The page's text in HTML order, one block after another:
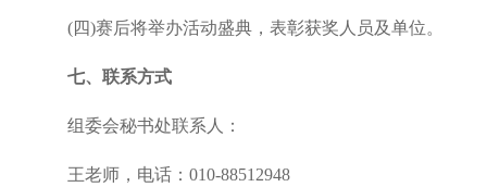
(四)赛后将举办活动盛典，表彰获奖人员及单位。
七、联系方式
组委会秘书处联系人：
王老师，电话：010-88512948